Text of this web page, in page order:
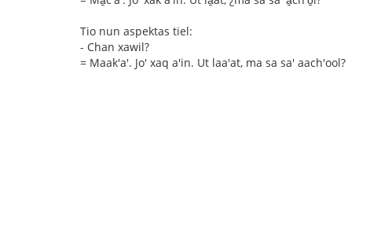
Tio nun aspektas tiel:
- Chan xawil?
= Maak'a'. Jo' xaq a'in. Ut laa'at, ma sa sa' aach'ool?